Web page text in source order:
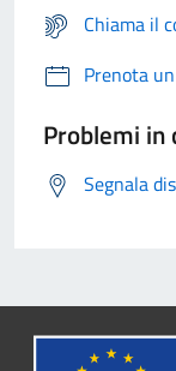
Chiama il
Prenota
Problemi in
Segnala